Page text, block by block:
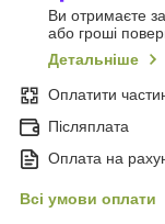
Ви отримаєте
або гроші
Детальніше
Оплатити
Післяплата
Оплата на
Всі умови оплати